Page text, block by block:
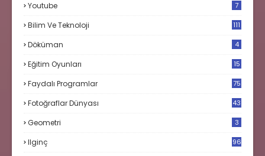
Youtube 7
Bilim Ve Teknoloji 111
Döküman 4
Eğitim Oyunları 15
Faydalı Programlar 75
Fotoğraflar Dünyası 43
Geometri 3
Ilginç 96